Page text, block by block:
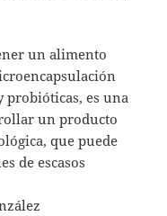
un alimento
probióticas, es una
un producto
que puede
de escasos